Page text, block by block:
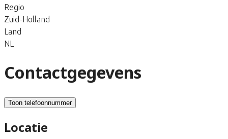
Regio
Zuid-Holland
Land
NL
Contactgegevens
Toon telefoonnummer
Locatie